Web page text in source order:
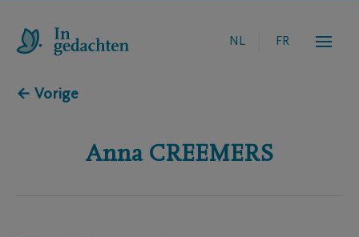
NL FR
← Vorige
Anna CREEMERS